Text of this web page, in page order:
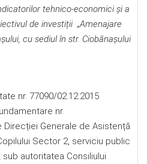
tehnico-economici şi a
de investiții „Amenajare
cu sediul în str. Ciobănașului
nr. 77090/02.12.2015
nr.
Direcției Generale de Asistență
Sector 2, serviciu public
autoritatea Consiliului